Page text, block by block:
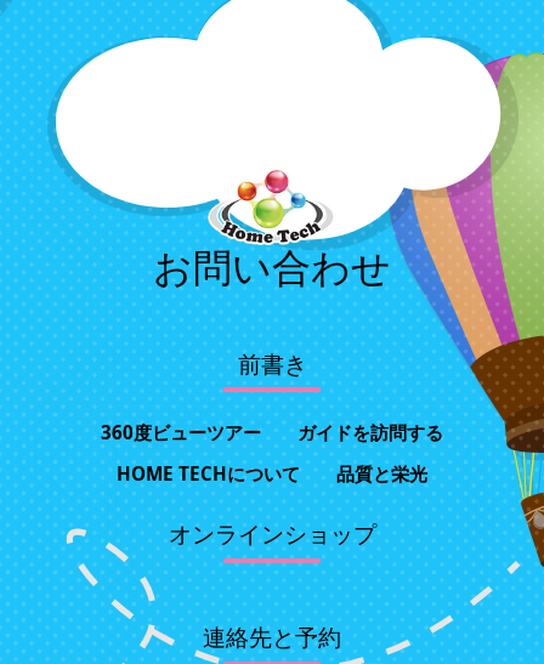
お問い合わせ
前書き
360度ビューツアー
ガイドを訪問する
HOME TECHについて
品質と栄光
オンラインショップ
連絡先と予約